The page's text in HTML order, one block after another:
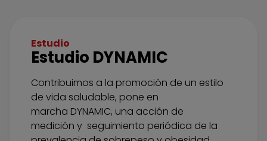
Estudio
Estudio DYNAMIC
Contribuimos a la promoción de un estilo
de vida saludable, pone en
marcha DYNAMIC, una acción de
medición y seguimiento periódica de la